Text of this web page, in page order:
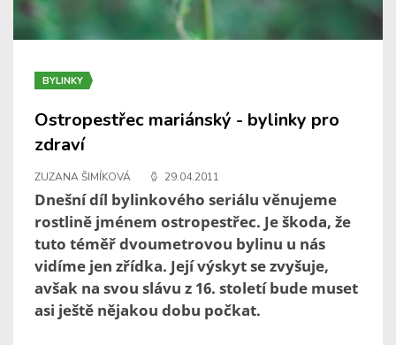
BYLINKY
Ostropestřec mariánský - bylinky pro
zdraví
ZUZANA ŠIMÍKOVÁ 29.04.2011
Dnešní díl bylinkového seriálu věnujeme
rostlině jménem ostropestřec. Je škoda, že
tuto téměř dvoumetrovou bylinu u nás
vidíme jen zřídka. Její výskyt se zvyšuje,
avšak na svou slávu z 16. století bude muset
asi ještě nějakou dobu počkat.